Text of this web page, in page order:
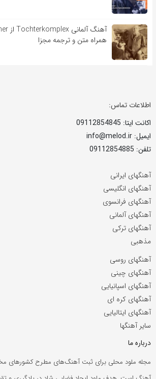
همراه متن و ترجمه مجزا
اطلاعات تماس:
اکانت ایتا: 09112854845
ایمیل: info@melod.ir
تلفن: 09112854885
آهنگهای ایرانی
آهنگهای انگلیسی
آهنگهای فرانسوی
آهنگهای آلمانی
آهنگهای ترکی
مذهبی
آهنگهای روسی
آهنگهای چینی
آهنگهای اسپانیایی
آهنگهای کره ای
آهنگهای ایتالیایی
سایر آهنگها
درباره ما
مجله ملود محلی برای ثبت آهنگ‌های مطرح کشورهای